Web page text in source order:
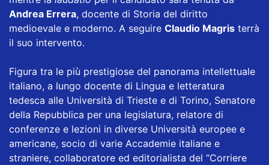
Andrea Errera, docente di Storia del diritto
medioevale e moderno. A seguire Claudio Magris terrà
il suo intervento.
Figura tra le più prestigiose del panorama intellettuale
italiano, a lungo docente di Lingua e letteratura
tedesca alle Università di Trieste e di Torino, Senatore
della Repubblica per una legislatura, relatore di
conferenze e lezioni in diverse Università europee e
americane, socio di varie Accademie italiane e
straniere, collaboratore ed editorialista del “Corriere